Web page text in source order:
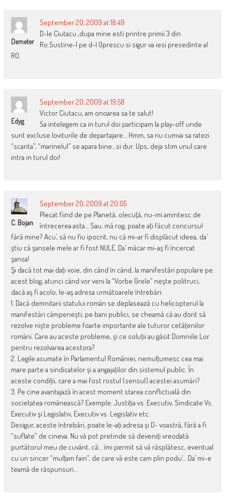
Demeter
September 20, 2009 at 18:49
D-le Ciutacu ,dupa mine esti printre primii 3 din
Ro.Sustine-l pe d-l Oprescu si sigur va iesi presedinte al
RO.
Edyg
September 20, 2009 at 19:58
Victor Ciutacu, am onoarea sa te salut!
Sa intelegem ca in turul doi participam la play-off unde
sunt excluse loviturile de departajare… Hmm, sa nu cumva sa ratezi
“scarita”, “marinelul” se apara bine…si dur. Ups, deja stim unul care
intra in turul doi!
C. Bojan
September 20, 2009 at 20:05
Plecat fiind de pe Planetă, olecuţă, nu-mi amintesc de
întrecerea asta… Sau, mă rog, poate aţi făcut concursul
fără mine? Acu’, să nu fiu ipocrit, nu că mi-ar fi displăcut ideea, da’
ştiu că şansele mele ar fi fost NULE. Da’ măcar mi-aş fi încercat
şansa!
Şi dacă tot mai daţi voie, din când în când, la manifestări populare pe
acest blog, atunci când vor veni la “Vorbe Grele” neşte politruci,
dacă aş fi acolo, le-aş adresa următoarele întrebări:
1. Dacă demnitarii statului român se deplasează cu helicopterul la
manifestări câmpeneşti, pe bani publici, se cheamă că au dorit să
rezolve nişte probleme foarte importante ale tuturor cetăţenilor
români. Care au aceste probleme, şi ce soluţii au găsit Domniile Lor
pentru rezolvarea acestora?
2. Legile asumate în Parlamentul României, nemulţumesc cea mai
mare parte a sindicatelor şi a angajaţilor din sistemul public. În
aceste condiţii, care a mai fost rostul (sensul) acestei asumări?
3. Pe cine avantajază în acest moment starea conflictuală din
societatea românească? Exemple: Justiţia vs. Executiv, Sindicate Vs.
Executiv şi Legislativ, Executiv vs. Legislativ etc.
Desigur, aceste întrebări, poate le-aţi adresa şi D- voastră, fără a fi
“suflate” de cineva. Nu vă pot pretinde să deveniţi vreodată
purtătorul meu de cuvânt, că… îmi permit să vă răsplătesc, eventual
cu un sincer “mulţam fain”, de care vă este cam plin podu’… Da’ mi-e
teamă de răspunsuri…